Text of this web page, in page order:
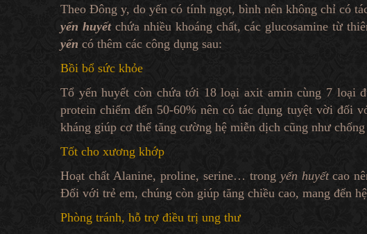
Theo Đông y, do yến có tính ngọt, bình nên không chỉ có
yến huyếtchứa nhiều khoáng chất, các glucosamine từ
yến có thêm các công dụng sau:
Bồi bổ sức khỏe
Tổ yến huyết còn chứa tới 18 loại axit amin cùng 7 loại
protein chiếm đến 50-60% nên có tác dụng tuyệt vời đối
kháng giúp cơ thể tăng cường hệ miễn dịch cũng như
Tốt cho xương khớp
Hoạt chất Alanine, proline, serine… trong yến huyếtcao
Đối với trẻ em, chúng còn giúp tăng chiều cao, mang đến
Phòng tránh, hỗ trợ điều trị ung thư